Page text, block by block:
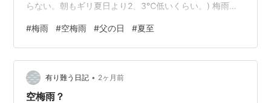
らない。朝もギリ夏日より2、3℃低いくらい。) 梅雨ら
とだけ)心穏やかに過ごせた1日でした。 洗濯物も一日部
屋干しで、乾かぬ洗濯物に少し憤慨すると思っていた
ら、厚めの靴下以外は乾いてしまった(明日の朝には完璧
に乾くねコレ)。 夏というだけで私の記憶に(印象の悪い)
過度な脚色が加えられている可能性もありますが、去年
#梅雨 #空梅雨 #父の日 #夏至
有り難う日記 • 2ヶ月前
空梅雨？